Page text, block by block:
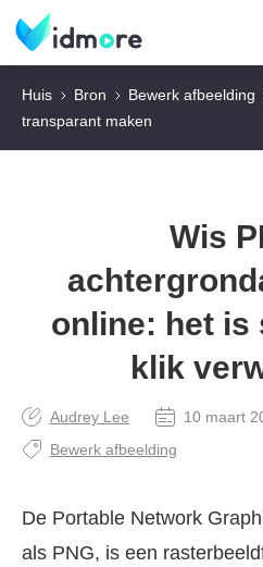
Huis Bron Bewerk afbeelding
transparant maken
Wis
online: het is
klik
Audrey Lee
10 maart
Bewerk afbeelding
De Portable Network
als PNG, is een